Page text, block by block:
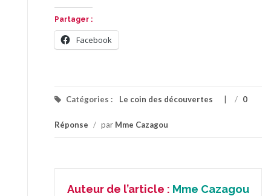
Partager :
Facebook
Catégories : Le coin des découvertes / 0
Réponse / par Mme Cazagou
Auteur de l’article : Mme Cazagou